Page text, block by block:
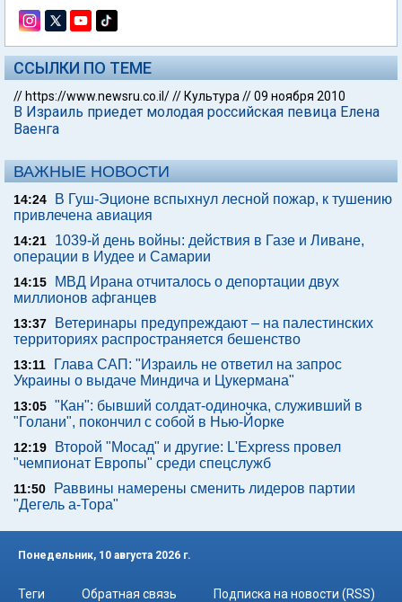
ССЫЛКИ ПО ТЕМЕ
// https://www.newsru.co.il/// Культура //09 ноября 2010
В Израиль приедет молодая российская певица Елена
Ваенга
ВАЖНЫЕ НОВОСТИ
14:24
В Гуш-Эционе вспыхнул лесной пожар, к тушению
привлечена авиация
14:21
1039-й день войны: действия в Газе и Ливане,
операции в Иудее и Самарии
14:15
МВД Ирана отчиталось о депортации двух
миллионов афганцев
13:37
Ветеринары предупреждают – на палестинских
территориях распространяется бешенство
13:11
Глава САП: "Израиль не ответил на запрос
Украины о выдаче Миндича и Цукермана"
13:05 "Кан": бывший солдат-одиночка, служивший в
"Голани", покончил с собой в Нью-Йорке
12:19
Второй "Мосад" и другие: L'Express провел
"чемпионат Европы" среди спецслужб
11:50
Раввины намерены сменить лидеров партии
"Дегель а-Тора"
Понедельник, 10 августа 2026 г.
Теги Обратная связь Подписка на новости (RSS)